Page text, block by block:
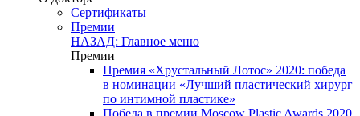
Сертификаты
Премии
НАЗАД: Главное меню
Премии
Премия «Хрустальный Лотос» 2020: победа
в номинации «Лучший пластический хирург
по интимной пластике»
Победа в премии Moscow Plastic Awards 2020